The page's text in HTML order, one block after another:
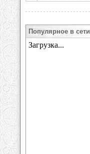
Популярное в сети